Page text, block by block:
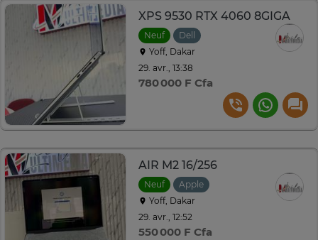
XPS 9530 RTX 4060 8GIGA
Neuf
Dell
Yoff, Dakar
29. avr., 13:38
780 000 F Cfa
AIR M2 16/256
Neuf
Apple
Yoff, Dakar
29. avr., 12:52
550 000 F Cfa